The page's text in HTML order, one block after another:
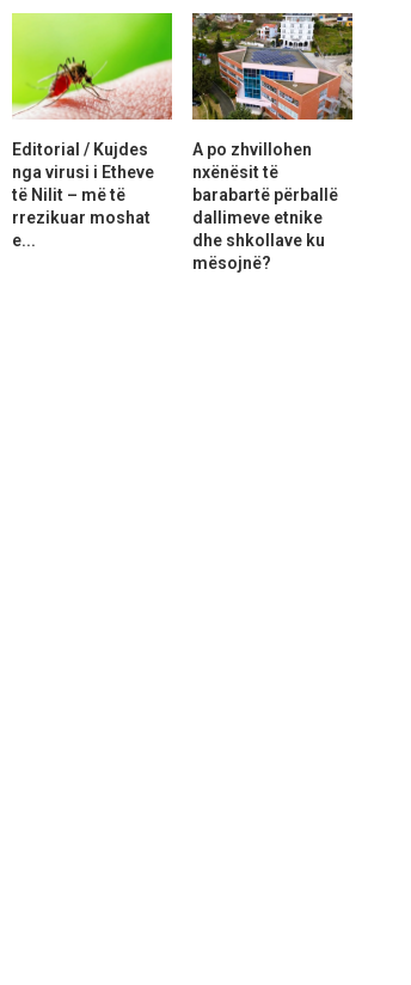
Editorial / Kujdes
nga virusi i Etheve
të Nilit – më të
rrezikuar moshat
e...
A po zhvillohen
nxënësit të
barabartë përballë
dallimeve etnike
dhe shkollave ku
mësojnë?